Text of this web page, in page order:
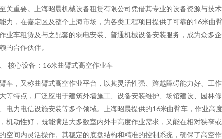
关重要。上海昭晨机械设备租赁有限公司凭借其专业的设备资源与技
力，在嘉定区及整个上海市场，为各类工程项目提供了可靠的16米曲
业车租赁及与之配套的弱电安装、普通机械设备安装服务，成为众多
的合作伙伴。
核心设备：16米曲臂式高空作业车
车，又称曲臂式高空作业平台，以其灵活性强、跨越障碍能力好、工
等特点，广泛应用于建筑外墙施工、设备安装维护、场馆建设、园林修
电力电信设施安装等多个领域。上海昭晨提供的16米曲臂车，作业高
机动性好，既能满足大多数室内外中高度作业需求，又能在相对狭窄
空间内灵活操作。其稳定的底盘结构和精准的控制系统，确保了高空